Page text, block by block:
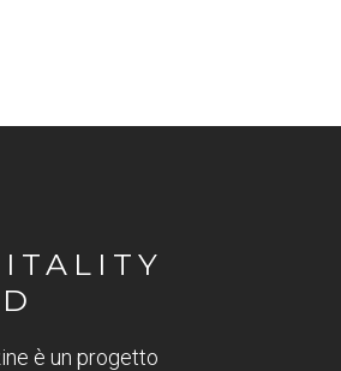
è un progetto